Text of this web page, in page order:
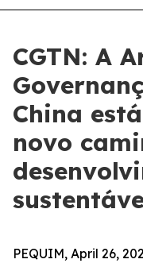
CGTN: A
China
novo
PEQUIM, April 26,